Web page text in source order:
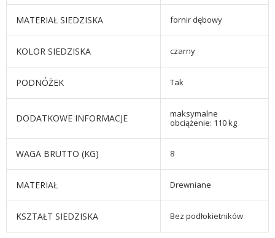
MATERIAŁ SIEDZISKA fornir dębowy
KOLOR SIEDZISKA czarny
PODNÓŻEK Tak
DODATKOWE INFORMACJE
maksymalne
obciążenie: 110 kg
WAGA BRUTTO (KG) 8
MATERIAŁ Drewniane
KSZTAŁT SIEDZISKA Bez podłokietników